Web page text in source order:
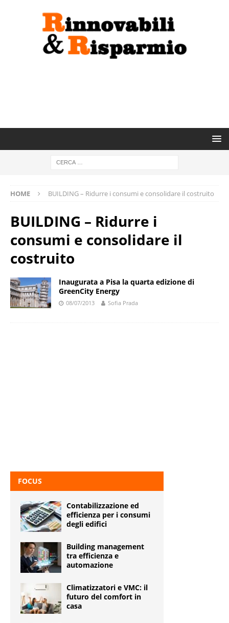
HOME BUILDING – Ridurre i consumi e consolidare il costruito
BUILDING – Ridurre i
consumi e consolidare il
costruito
Inaugurata a Pisa la quarta edizione di
GreenCity Energy
08/07/2013 Sofia Prada
FOCUS
Contabilizzazione ed
efficienza per i consumi
degli edifici
Building management
tra efficienza e
automazione
Climatizzatori e VMC: il
futuro del comfort in
casa